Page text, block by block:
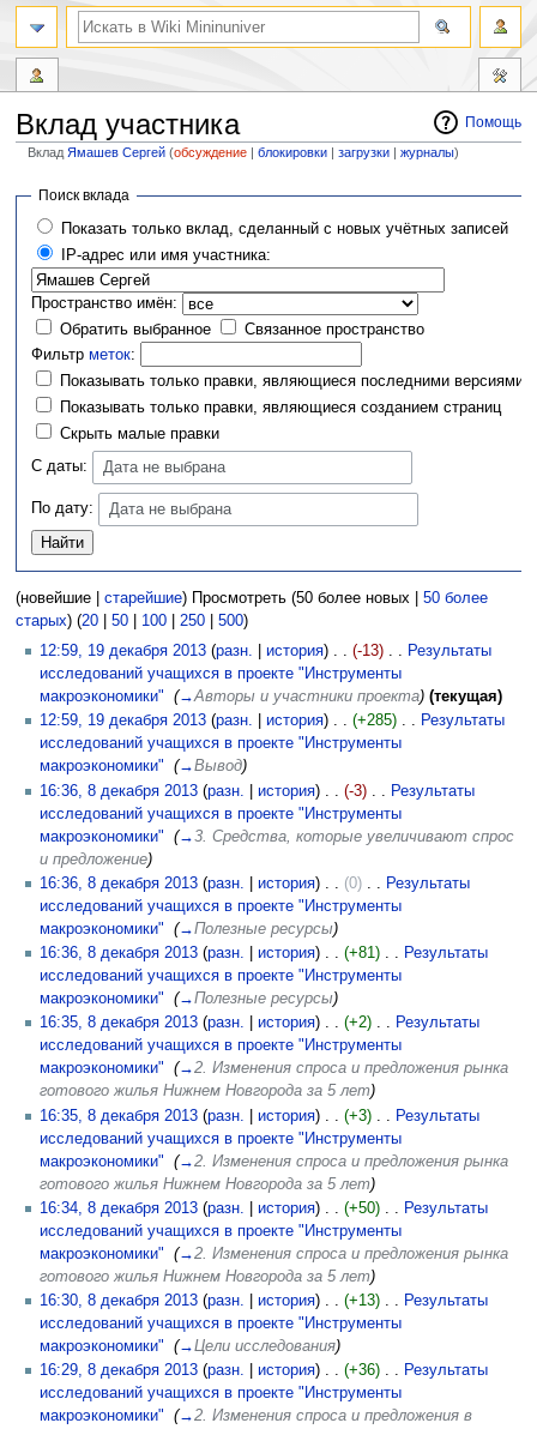
Помощь
Вклад участника
ВкладЯмашев Сергей (обсуждение |блокировки |загрузки |журналы)
Перейти
навигации
Перейти
поиску
Поиск вклада
Показать только вклад, сделанный с новых учётных записей
IP-адрес или имя участника:
Пространство имён:
Обратить выбранное
Связанное пространство
Фильтрметок:
Показывать только правки, являющиеся последними версиями
Показывать только правки, являющиеся созданием страниц
Скрыть малые правки
С даты:
Дата не выбрана
По дату: Дата не выбрана
(новейшие | старейшие) Просмотреть (50 более новых | 50 более
старых) (20| 50| 100| 250| 500)
12:59, 19 декабря 2013 (разн. история) (-13)
Результаты
исследований учащихся в проекте "Инструменты
макроэкономики"
(→Авторы и участники проекта) (текущая)
12:59, 19 декабря 2013 (разн. история) (+285)
Результаты
исследований учащихся в проекте "Инструменты
макроэкономики"
(→Вывод)
16:36, 8 декабря 2013 (разн. история) (-3)
Результаты
исследований учащихся в проекте "Инструменты
макроэкономики"
(→3. Средства, которые увеличивают спрос
и предложение)
16:36, 8 декабря 2013 (разн. история) (0)
Результаты
исследований учащихся в проекте "Инструменты
макроэкономики"
(→Полезные ресурсы)
16:36, 8 декабря 2013 (разн. история) (+81)
Результаты
исследований учащихся в проекте "Инструменты
макроэкономики"
(→Полезные ресурсы)
16:35, 8 декабря 2013 (разн. история) (+2)
Результаты
исследований учащихся в проекте "Инструменты
макроэкономики"
(→2. Изменения спроса и предложения рынка
готового жилья Нижнем Новгорода за 5 лет)
16:35, 8 декабря 2013 (разн. история) (+3)
Результаты
исследований учащихся в проекте "Инструменты
макроэкономики"
(→2. Изменения спроса и предложения рынка
готового жилья Нижнем Новгорода за 5 лет)
16:34, 8 декабря 2013 (разн. история) (+50)
Результаты
исследований учащихся в проекте "Инструменты
макроэкономики"
(→2. Изменения спроса и предложения рынка
готового жилья Нижнем Новгорода за 5 лет)
16:30, 8 декабря 2013 (разн. история) (+13)
Результаты
исследований учащихся в проекте "Инструменты
макроэкономики"
(→Цели исследования)
16:29, 8 декабря 2013 (разн. история) (+36)
Результаты
исследований учащихся в проекте "Инструменты
макроэкономики"
(→2. Изменения спроса и предложения в